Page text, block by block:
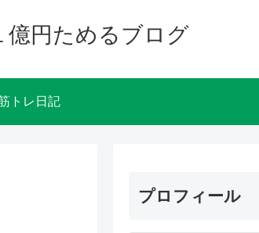
億円ためるブログ
トレ日記
プロフィール